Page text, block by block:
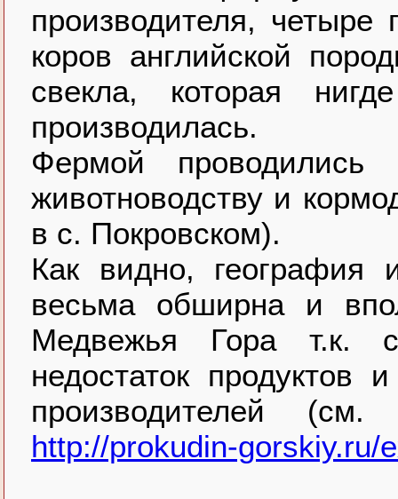
производителя, четыре
коров английской
свекла, которая
производилась.
Фермой проводились
животноводству и
в с. Покровском).
Как видно, география
весьма обширна и
Медвежья Гора т.к.
недостаток продуктов
производителей
http://prokudin-